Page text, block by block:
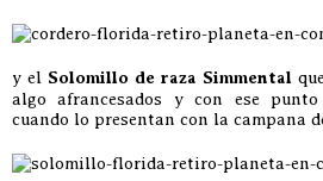
y el Solomillo de raza Simmental
algo afrancesados y con ese
cuando lo presentan con la campana